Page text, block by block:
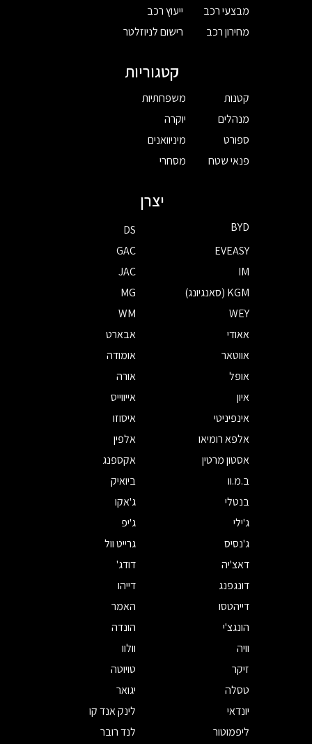
מבצעי רכב
מחירון רכב
ייעוץ רכב
רישום לניוזלטר
קטגוריות
קטנות
מנהלים
ספורט
פנאי שטח
משפחתיות
יוקרה
מיניוואנים
מסחרי
יצרן
BYD
DS
EVEASY
GAC
IM
JAC
KGM (סאנגיונג)
MG
WEY
WM
אאודי
אבארט
אווטאר
אומודה
אופל
אורה
איון
אייווייס
אינפיניטי
איסוזו
אלפא רומיאו
אלפין
אסטון מרטין
אקספנג
ב.מ.וו
ביואיק
בנטלי
ג'אקו
ג'ילי
ג'יפ
ג'נסיס
גרייט וול
דאצ'יה
דודג'
דונגפנג
דייהו
דייהטסו
האמר
הונגצ'י
הונדה
וויה
וולוו
זיקר
טויוטה
טסלה
יגואר
יונדאי
לינק אנד קו
ליפמוטור
לנד רובר